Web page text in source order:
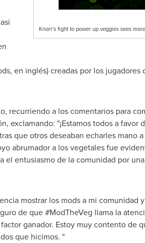
Knorr's fight to power up veggies sees
en inglés) creadas por los
recurriendo a los comentarios para
exclamando: "¡Estamos todos a favor
que otros deseaban echarles mano
abrumador a los vegetales fue
entusiasmo de la comunidad por
mostrar los mods a mi comunidad
de que #ModTheVeg llama la
ganador. Estoy muy contento de
que hicimos. "